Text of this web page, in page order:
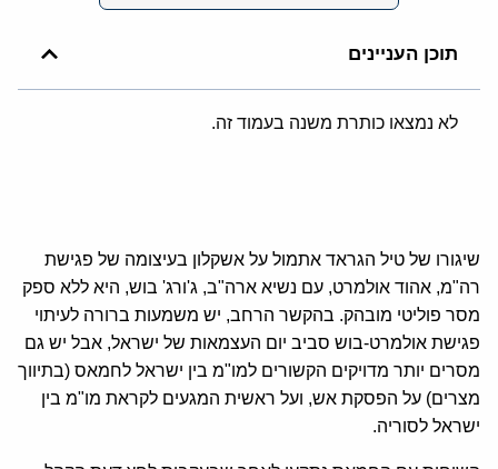
תוכן העניינים
לא נמצאו כותרת משנה בעמוד זה.
שיגורו של טיל הגראד אתמול על אשקלון בעיצומה של פגישת
רה"מ, אהוד אולמרט, עם נשיא ארה"ב, ג'ורג' בוש, היא ללא ספק
מסר פוליטי מובהק. בהקשר הרחב, יש משמעות ברורה לעיתוי
פגישת אולמרט-בוש סביב יום העצמאות של ישראל, אבל יש גם
מסרים יותר מדויקים הקשורים למו"מ בין ישראל לחמאס (בתיווך
מצרים) על הפסקת אש, ועל ראשית המגעים לקראת מו"מ בין
ישראל לסוריה.